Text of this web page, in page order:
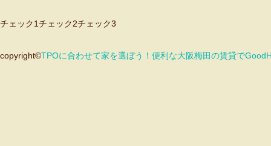
チェック1チェック2チェック3
copyright©TPOに合わせて家を選ぼう！便利な大阪梅田の賃貸で